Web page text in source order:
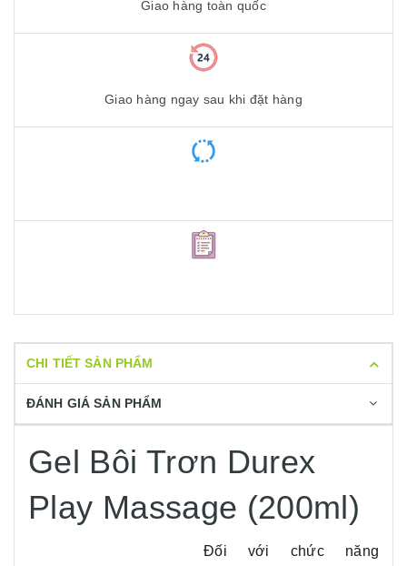
Giao hàng toàn quốc
Giao hàng ngay sau khi đặt hàng
CHI TIẾT SẢN PHẨM
ĐÁNH GIÁ SẢN PHẨM
Gel Bôi Trơn Durex
Play Massage (200ml)
Đối với chức năng